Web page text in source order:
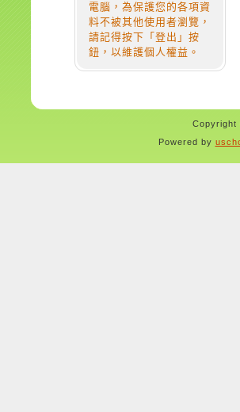
電腦，為保護您的各項資
料不被其他使用者瀏覽，
請記得按下「登出」按
鈕，以維護個人權益。
Copyright
Powered by